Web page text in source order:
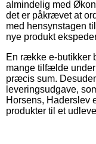
almindelig med
det er påkrævet at
med hensynstagen
nye produkt
En række e-butikker
mange tilfælde
præcis sum.
leveringsudgave,
Horsens, Haderslev
produkter til et